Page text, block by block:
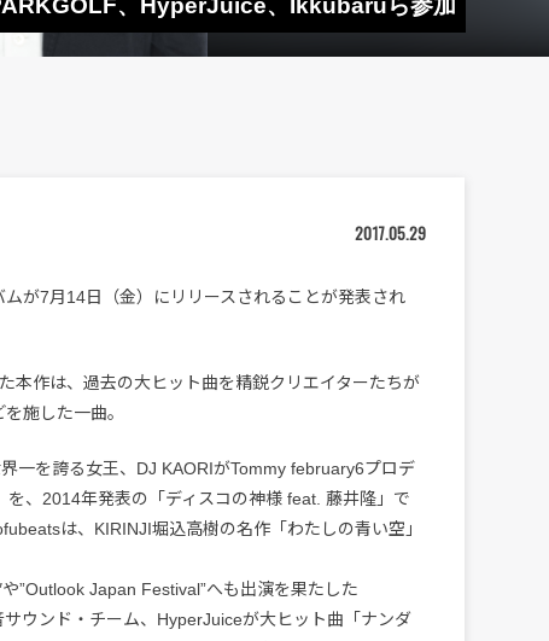
、HyperJuice、Ikkubaruら参加
2017.05.29
が7月14日（金）にリリースされることが発表され
本作は、過去の大ヒット曲を精鋭クリエイターたちが
施した一曲。
一を誇る女王、DJ KAORIがTommy february6プロデ
を、2014年発表の「ディスコの神様 feat. 藤井隆」で
は、KIRINJI堀込高樹の名作「わたしの青い空」
”Outlook Japan Festival”へも出演を果たした
ウンド・チーム、HyperJuiceが大ヒット曲「ナンダ